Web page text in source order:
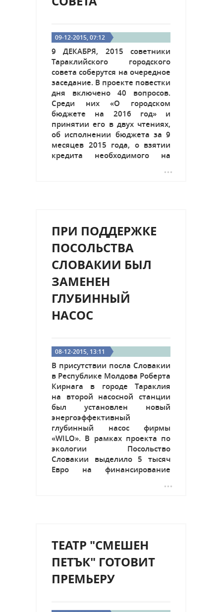
09-12-2015, 07:12
9 ДЕКАБРЯ, 2015 советники
Тараклийского городского
совета соберутся на очередное
заседание. В проекте повестки
дня включено 40 вопросов.
Среди них «О городском
бюджете на 2016 год» и
принятии его в двух чтениях,
об исполнении бюджета за 9
месяцев 2015 года, о взятии
кредита необходимого на
садам №2, 1, 4, на
ПРИ ПОДДЕРЖКЕ
ПОСОЛЬСТВА
СЛОВАКИИ БЫЛ
ЗАМЕНЕН
ГЛУБИННЫЙ
НАСОС
08-12-2015, 13:11
В присутствии посла Словакии
в Республике Молдова Роберта
Кирнага в городе Тараклия
на второй насосной станции
был установлен новый
энергоэффективный
глубинный насос фирмы
«WILO». В рамках проекта по
экологии Посольство
Словакии выделило 5 тысяч
Евро на финансирование
насоса. По словам посла г-на
ТЕАТР "СМЕШЕН
ПЕТЪК" ГОТОВИТ
ПРЕМЬЕРУ